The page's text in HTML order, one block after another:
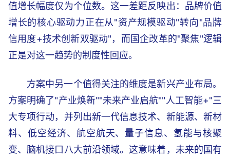
值增长幅度仅为个位数。这一差距反映出：品牌价值
增长的核心驱动力正在从"资产规模驱动"转向"品牌
信用度+技术创新双驱动"，而国企改革的"聚焦"逻辑
正是对这一趋势的制度性回应。
方案中另一个值得关注的维度是新兴产业布局。
方案明确了"产业焕新""未来产业启航""人工智能+"三
大专项行动，并列出新一代信息技术、新能源、新材
料、低空经济、航空航天、量子信息、氢能与核聚
变、脑机接口八大前沿领域。这意味着，未来的国有